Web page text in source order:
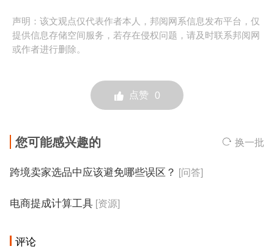
声明：该文观点仅代表作者本人，邦阅网系信息发布平台，仅
提供信息存储空间服务，若存在侵权问题，请及时联系邦阅网
或作者进行删除。
点赞 0
您可能感兴趣的 换一批
跨境卖家选品中应该避免哪些误区？ [问答]
电商提成计算工具 [资源]
评论